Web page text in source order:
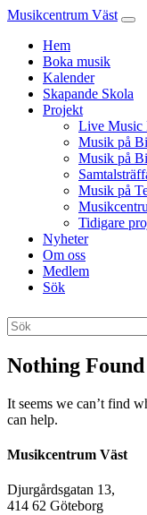
Musikcentrum Väst
Hem
Boka musik
Kalender
Skapande Skola
Projekt
Live Music
Musik på
Musik på
Musik på
Tidigare
Nyheter
Om oss
Medlem
Sök
Nothing Found
It seems we can’t find
can help.
Musikcentrum Väst
Djurgårdsgatan 13,
414 62 Göteborg